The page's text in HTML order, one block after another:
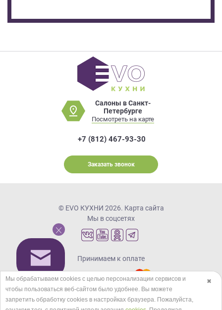
Салоны в Санкт-
Петербурге
Посмотреть на карте
+7 (812) 467-93-30
Заказать звонок
© EVO КУХНИ 2026. Карта сайта
Мы в соцсетях
Принимаем к оплате
Кредиты и рассрочка
✖
Мы обрабатываем cookies с целью персонализации сервисов и
чтобы пользоваться веб-сайтом было удобнее. Вы можете
запретить обработку сookies в настройках браузера. Пожалуйста,